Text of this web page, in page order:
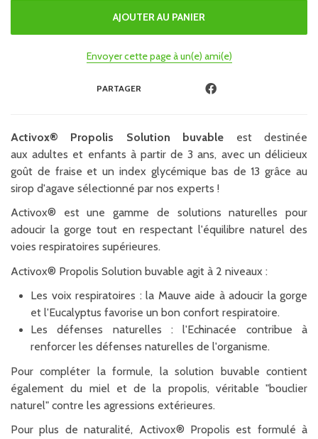
Envoyer cette page à un(e) ami(e)
PARTAGER
Activox® Propolis Solution buvable est destinée
aux adultes et enfants à partir de 3 ans, avec un délicieux
goût de fraise et un index glycémique bas de 13 grâce au
sirop d'agave sélectionné par nos experts !
Activox® est une gamme de solutions naturelles pour
adoucir la gorge tout en respectant l'équilibre naturel des
voies respiratoires supérieures.
Activox® Propolis Solution buvable agit à 2 niveaux :
Les voix respiratoires : la Mauve aide à adoucir la gorge
et l'Eucalyptus favorise un bon confort respiratoire.
Les défenses naturelles : l'Echinacée contribue à
renforcer les défenses naturelles de l'organisme.
Pour compléter la formule, la solution buvable contient
également du miel et de la propolis, véritable "bouclier
naturel" contre les agressions extérieures.
Pour plus de naturalité, Activox® Propolis est formulé à